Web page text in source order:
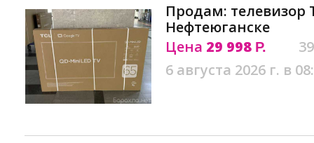
Продам: телевизор
Нефтеюганске
Цена 29 998 Р.
6 августа 2026 г. в